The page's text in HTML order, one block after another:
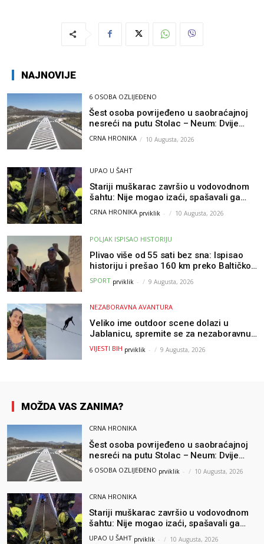
NAJNOVIJE
6 OSOBA OZLIJEĐENO
Šest osoba povrijeđeno u saobraćajnoj
nesreći na putu Stolac – Neum: Dvije
osobe zadobile teške tjelesne povrede
CRNA HRONIKA 10 Augusta, 2026
UPAO U ŠAHT
Stariji muškarac završio u vodovodnom
šahtu: Nije mogao izaći, spašavali ga
vatrogasci
CRNA HRONIKA prviklik - 10 Augusta, 2026
POLJAK ISPISAO HISTORIJU
Plivao više od 55 sati bez sna: Ispisao
historiju i prešao 160 km preko Baltičkog
mora – a podvig posvetio djeci oboljeloj
od raka
SPORT prviklik - 9 Augusta, 2026
NEZABORAVNA AVANTURA
Veliko ime outdoor scene dolazi u
Jablanicu, spremite se za nezaboravnu
avanturu (VIDEO) !
VIJESTI BIH prviklik - 9 Augusta, 2026
MOŽDA VAS ZANIMA?
CRNA HRONIKA
Šest osoba povrijeđeno u saobraćajnoj
nesreći na putu Stolac – Neum: Dvije
osobe zadobile teške tjelesne povrede
6 OSOBA OZLIJEĐENO prviklik - 10 Augusta, 2026
CRNA HRONIKA
Stariji muškarac završio u vodovodnom
šahtu: Nije mogao izaći, spašavali ga
vatrogasci
UPAO U ŠAHT prviklik - 10 Augusta, 2026